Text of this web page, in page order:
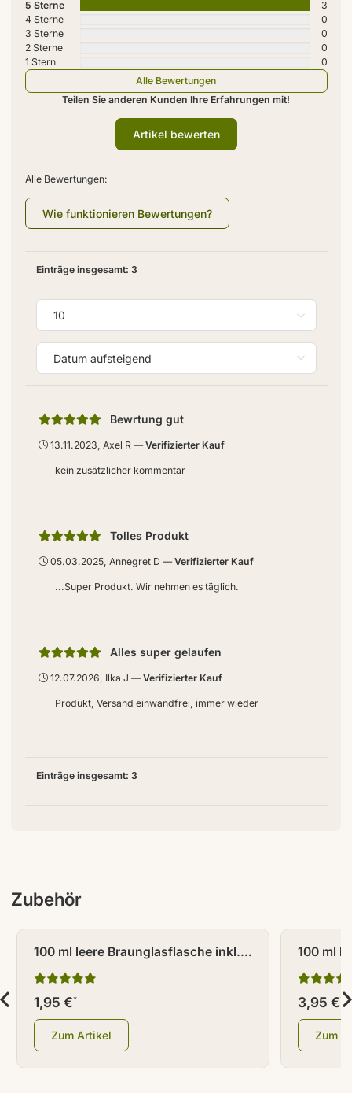
5 Sterne
3
4 Sterne
0
3 Sterne
0
2 Sterne
0
1 Stern
0
Alle Bewertungen
Teilen Sie anderen Kunden Ihre Erfahrungen mit!
Artikel bewerten
Alle Bewertungen:
Wie funktionieren Bewertungen?
Einträge insgesamt: 3
Bewrtung gut
13.11.2023, Axel R Verifizierter Kauf
kein zusätzlicher kommentar
Tolles Produkt
05.03.2025, Annegret D Verifizierter Kauf
...Super Produkt. Wir nehmen es täglich.
Alles super gelaufen
12.07.2026, Ilka J Verifizierter Kauf
Produkt, Versand einwandfrei, immer wieder
Einträge insgesamt: 3
Zubehör
100 ml leere Braunglasflasche inkl.
Tropferverschluss weiß mit
Warndreieck
1,95 €*
Zum Artikel
100 ml
3,95 €*
Zum